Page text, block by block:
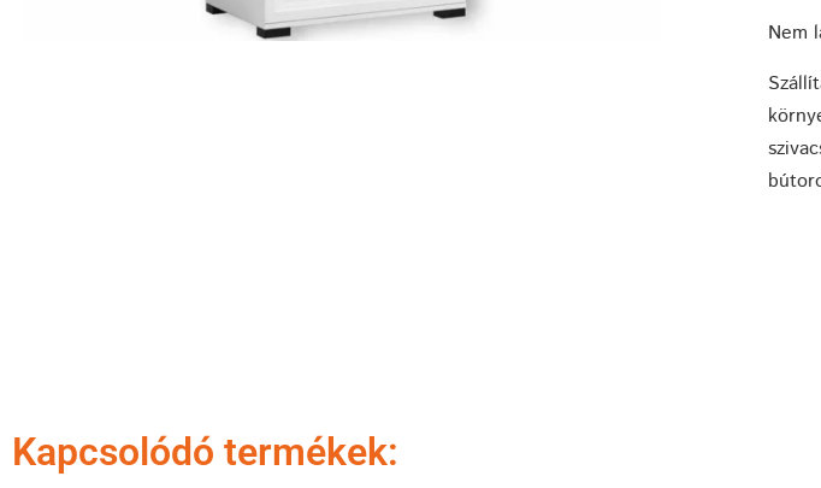
Nem
Kapcsolódó termékek: